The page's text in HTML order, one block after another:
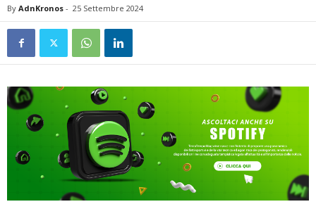
By AdnKronos - 25 Settembre 2024